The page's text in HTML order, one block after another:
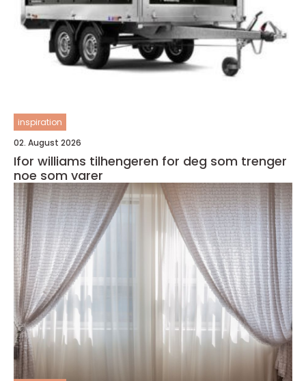
inspiration
02. August 2026
Ifor williams tilhengeren for deg som trenger
noe som varer